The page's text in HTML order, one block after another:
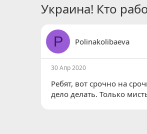
Украина! Кто
P Polinakolibaeva
30 Апр 2020
Ребят, вот срочно на
дело делать. Только